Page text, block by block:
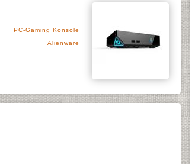
PC-Gaming Konsole
Alienware